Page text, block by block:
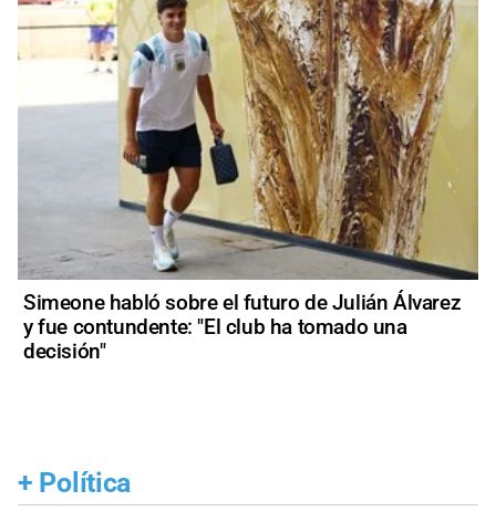
Simeone habló sobre el futuro de Julián Álvarez
y fue contundente: "El club ha tomado una
decisión"
+ Política